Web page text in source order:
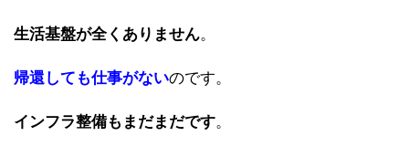
生活基盤が全くありません。
帰還しても仕事がないのです。
インフラ整備もまだまだです。